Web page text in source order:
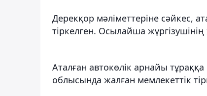
Дерекқор мәліметтеріне сәйкес,
тіркелген. Осылайша
Аталған автокөлік арнайы
облысында жалған мемлекеттік